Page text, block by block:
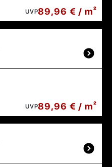
UVP89,96 € / m²
UVP89,96 € / m²